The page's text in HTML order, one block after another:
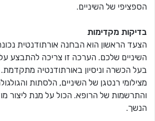
הספציפי של השיניים.
בדיקות מקדימות
הצעד הראשון הוא הבחנה אורתודנטית
השיניים שלכם. הערכה זו צריכה להתבצע על
בעל הכשרה וניסיון באורתודנטיה
מצילומי רנטגן של השיניים, הלסתות
והתרשמות של הרופא. הכול על מנת ליצור
הנשך.